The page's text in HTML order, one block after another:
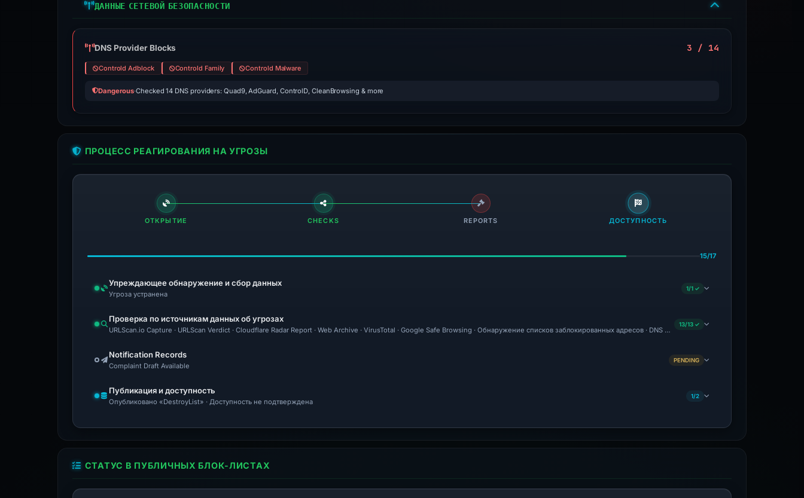
ДАННЫЕ СЕТЕВОЙ БЕЗОПАСНОСТИ
DNS Provider Blocks 3 / 14
Controld Adblock Controld Family Controld Malware
Dangerous·Checked 14 DNS providers: Quad9, AdGuard, ControlD, CleanBrowsing & more
ПРОЦЕСС РЕАГИРОВАНИЯ НА УГРОЗЫ
ОТКРЫТИЕ CHECKS REPORTS ДОСТУПНОСТЬ
15/17
Упреждающее обнаружение и сбор данных
Угроза устранена
1/1 ✓
Проверка по источникам данных об угрозах
URLScan.io Capture · URLScan Verdict · Cloudflare Radar Report · Web Archive · VirusTotal · Google Safe Browsing · Обнаружение списков заблокированных адресов · DNS Security Blocks · Forensic Evidence
13/13 ✓
Notification Records
Complaint Draft Available
PENDING
Публикация и доступность
Опубликовано «DestroyList» · Доступность не подтверждена
1/2
СТАТУС В ПУБЛИЧНЫХ БЛОК-ЛИСТАХ